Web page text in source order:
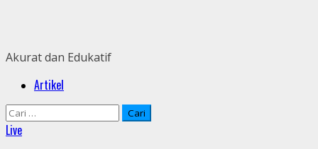
Akurat dan Edukatif
PrimaryArtikel
Cari
untuk:
Live